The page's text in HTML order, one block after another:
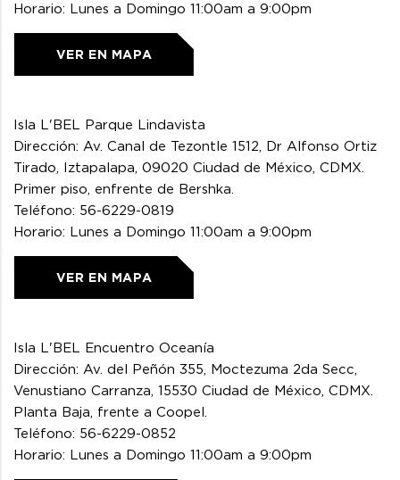
Horario: Lunes a Domingo 11:00am a 9:00pm
VER EN MAPA
Isla L'BEL Parque Lindavista
Dirección: Av. Canal de Tezontle 1512, Dr Alfonso Ortiz
Tirado, Iztapalapa, 09020 Ciudad de México, CDMX.
Primer piso, enfrente de Bershka.
Teléfono: 56-6229-0819
Horario: Lunes a Domingo 11:00am a 9:00pm
VER EN MAPA
Isla L'BEL Encuentro Oceanía
Dirección: Av. del Peñón 355, Moctezuma 2da Secc,
Venustiano Carranza, 15530 Ciudad de México, CDMX.
Planta Baja, frente a Coopel.
Teléfono: 56-6229-0852
Horario: Lunes a Domingo 11:00am a 9:00pm